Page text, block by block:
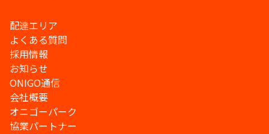
配達エリア
よくある質問
採用情報
お知らせ
ONIGO通信
会社概要
オニゴーパーク
協業パートナー